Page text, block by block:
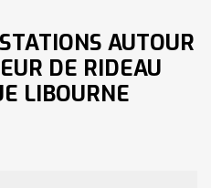
AUTOUR
DE RIDEAU
LIBOURNE